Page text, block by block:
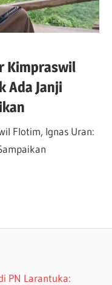
Kimpraswil
Ada Janji
Flotim, Ignas Uran:
PN Larantuka: